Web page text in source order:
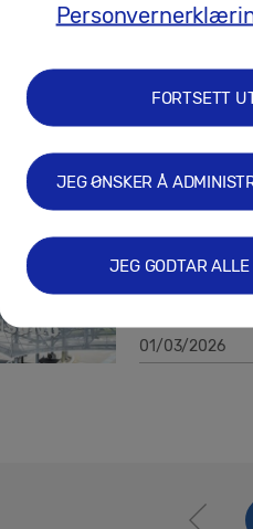
Samsung
01/03/2026
FORTSETT
JEG ØNSKER Å
JEG GODTAR